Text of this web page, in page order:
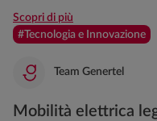
Scopri di più
#Tecnologia e Innovazione
Team Genertel
Mobilità elettrica